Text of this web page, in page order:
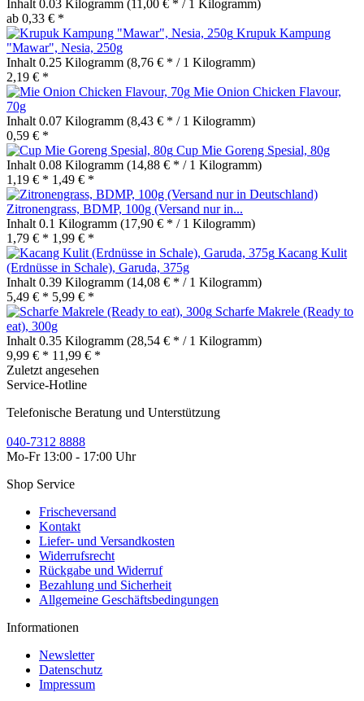
Inhalt 0.03 Kilogramm (11,00 € * / 1 Kilogramm)
ab 0,33 € *
Krupuk Kampung
"Mawar", Nesia, 250g
Inhalt 0.25 Kilogramm (8,76 € * / 1 Kilogramm)
2,19 € *
Mie Onion Chicken Flavour,
70g
Inhalt 0.07 Kilogramm (8,43 € * / 1 Kilogramm)
0,59 € *
Cup Mie Goreng Spesial, 80g
Inhalt 0.08 Kilogramm (14,88 € * / 1 Kilogramm)
1,19 € * 1,49 € *
Zitronengrass, BDMP, 100g (Versand nur in...
Inhalt 0.1 Kilogramm (17,90 € * / 1 Kilogramm)
1,79 € * 1,99 € *
Kacang Kulit
(Erdnüsse in Schale), Garuda, 375g
Inhalt 0.39 Kilogramm (14,08 € * / 1 Kilogramm)
5,49 € * 5,99 € *
Scharfe Makrele (Ready to
eat), 300g
Inhalt 0.35 Kilogramm (28,54 € * / 1 Kilogramm)
9,99 € * 11,99 € *
Zuletzt angesehen
Service-Hotline
Telefonische Beratung und Unterstützung
040-7312 8888
Mo-Fr 13:00 - 17:00 Uhr
Shop Service
Frischeversand
Kontakt
Liefer- und Versandkosten
Widerrufsrecht
Rückgabe und Widerruf
Bezahlung und Sicherheit
Allgemeine Geschäftsbedingungen
Informationen
Newsletter
Datenschutz
Impressum